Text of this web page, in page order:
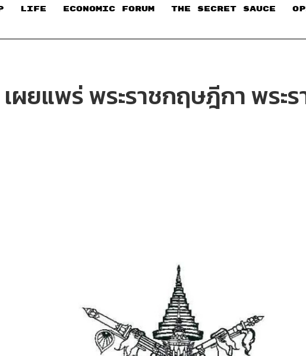
LIFE ECONOMIC FORUM THE SECRET SAUCE​
ผยแพร่ พระราชกฤษฎีกา พระ